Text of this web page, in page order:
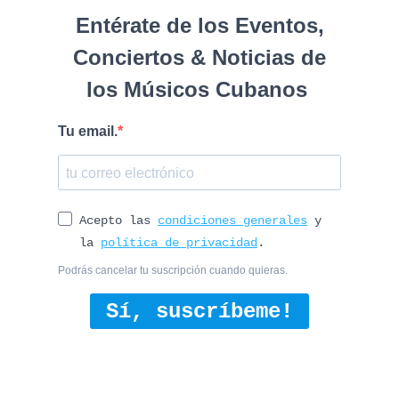
Entérate de los Eventos,
Conciertos & Noticias de
los Músicos Cubanos
Tu email.
Acepto las condiciones generales y
la política de privacidad.
Podrás cancelar tu suscripción cuando quieras.
Sí, suscríbeme!